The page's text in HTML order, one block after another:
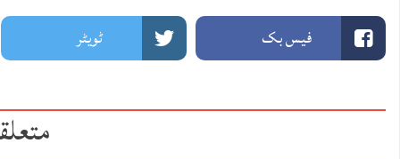
فیس بک ٹویٹر